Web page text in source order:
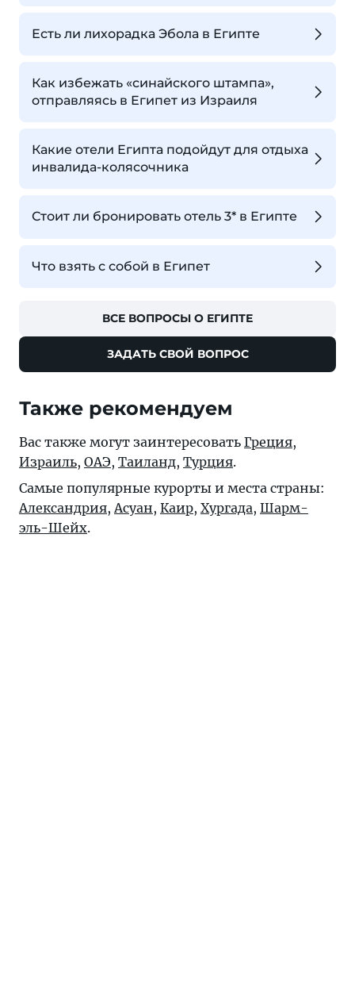
Есть ли лихорадка Эбола в Египте
Как избежать «синайского штампа»,
отправляясь в Египет из Израиля
Какие отели Египта подойдут для отдыха
инвалида-колясочника
Стоит ли бронировать отель 3* в Египте
Что взять с собой в Египет
ВСЕ ВОПРОСЫ О ЕГИПТЕ
ЗАДАТЬ СВОЙ ВОПРОС
Также рекомендуем
Вас также могут заинтересовать Греция,
Израиль, ОАЭ, Таиланд, Турция.
Самые популярные курорты и места страны:
Александрия,Асуан, Каир, Хургада, Шарм-
эль-Шейх.